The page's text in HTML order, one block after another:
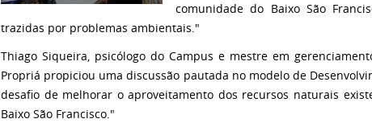
comunidade do Baixo São
trazidas por problemas ambientais."
Thiago Siqueira, psicólogo do Campus e mestre em
Propriá propiciou uma discussão pautada no modelo de
desafio de melhorar o aproveitamento dos recursos naturais
Baixo São Francisco."